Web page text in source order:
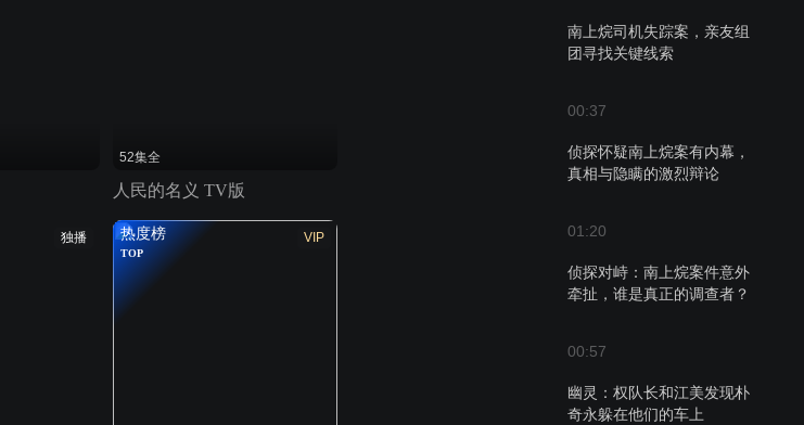
南上烷司机失踪案，亲友组
团寻找关键线索
00:37
侦探怀疑南上烷案有内幕，
真相与隐瞒的激烈辩论
01:20
侦探对峙：南上烷案件意外
牵扯，谁是真正的调查者？
00:57
幽灵：权队长和江美发现朴
奇永躲在他们的车上
52集全
人民的名义 TV版
独播 VIP
热度榜
TOP